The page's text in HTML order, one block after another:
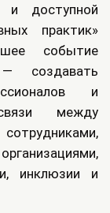
и доступной
практик»
событие
создавать
и
между
инклюзии и